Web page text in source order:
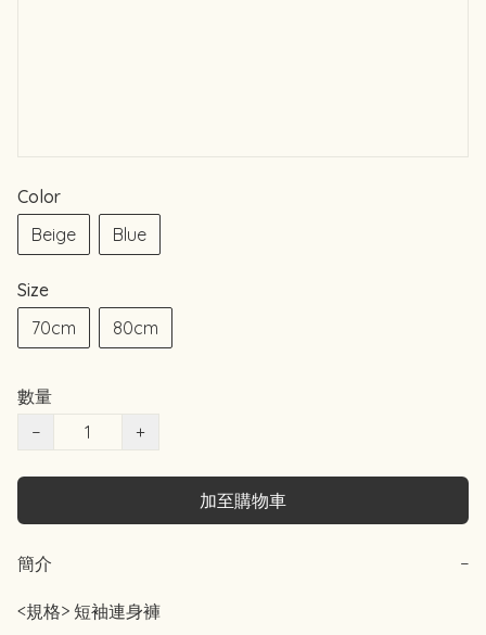
Color
Beige
Blue
Size
70cm
80cm
數量
−
+
加至購物車
簡介 −
<規格> 短袖連身褲